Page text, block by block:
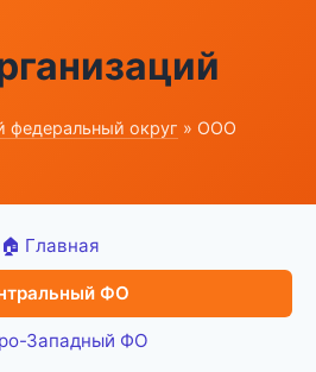
федеральный округ » ООО
🏠 Главная
ФО
Западный ФО